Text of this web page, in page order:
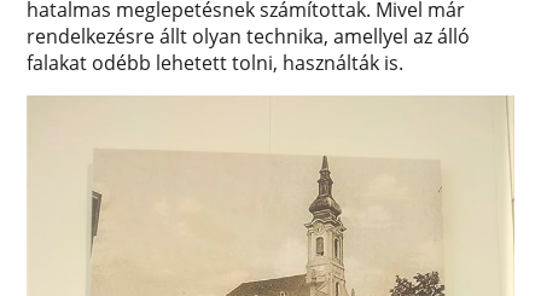
hatalmas meglepetésnek számítottak. Mivel már
rendelkezésre állt olyan technika, amellyel az álló
falakat odébb lehetett tolni, használták is.